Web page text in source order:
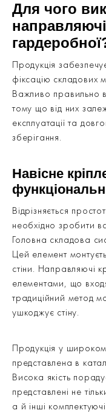
Для чого
Продукція
фіксацію складових
Важливо правильно
тому що від них
експлуатації та
зберігання.
Навісне
Відрізняється
необхідно зробити
Головна складова
Цей елемент
стіни. Направляючі
елементами, що
традиційний метод
ушкоджує стіну.
Продукція у
представлена в
Висока якість
представлені не
а й інші